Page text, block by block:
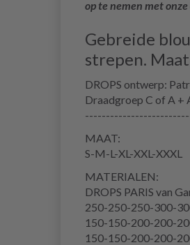
op te nemen met
Gebreide
strepen. Maat
DROPS ontwerp:
Draadgroep C of A +
MAAT:
S-M-L-XL-XXL-XXXL
MATERIALEN:
DROPS PARIS van
250-250-250-300-
150-150-200-200-
150-150-200-200-